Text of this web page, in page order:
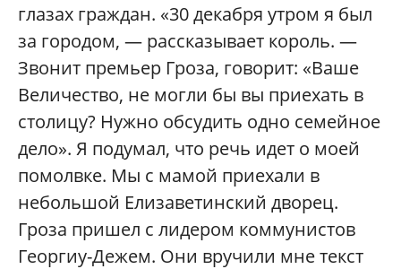
глазах граждан. «30 декабря утром я был
за городом, — рассказывает король. —
Звонит премьер Гроза, говорит: «Ваше
Величество, не могли бы вы приехать в
столицу? Нужно обсудить одно семейное
дело». Я подумал, что речь идет о моей
помолвке. Мы с мамой приехали в
небольшой Елизаветинский дворец.
Гроза пришел с лидером коммунистов
Георгиу-Дежем. Они вручили мне текст